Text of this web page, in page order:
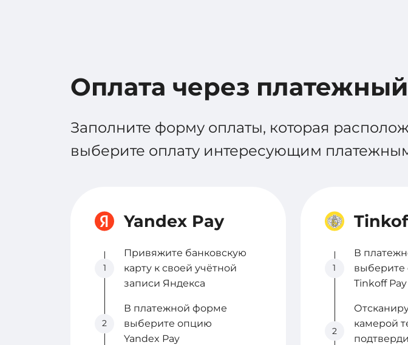
Оплата через
Заполните форму оплаты, которая
выберите оплату интересующим
Yandex Pay
1
Привяжите банковскую
карту к своей учётной
записи Яндекса
2
В платежной форме
выберите опцию
Yandex Pay
1
В
Tinkoff Pay
2
камерой